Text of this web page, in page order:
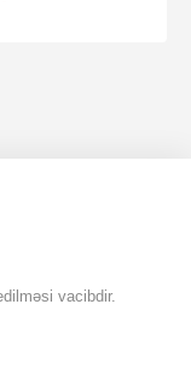
vacibdir.